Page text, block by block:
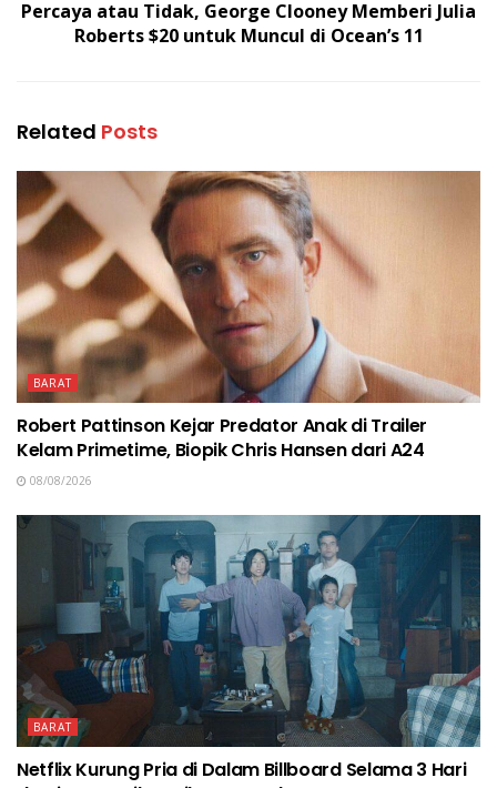
Percaya atau Tidak, George Clooney Memberi Julia
Roberts $20 untuk Muncul di Ocean’s 11
Related Posts
BARAT
Robert Pattinson Kejar Predator Anak di Trailer
Kelam Primetime, Biopik Chris Hansen dari A24
08/08/2026
BARAT
Netflix Kurung Pria di Dalam Billboard Selama 3 Hari